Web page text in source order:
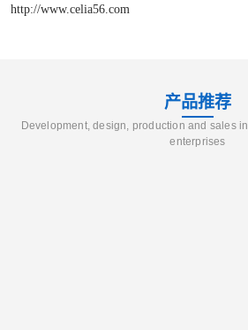
http://www.celia56.com
产品推荐
Development, design, production and sales
enterprises